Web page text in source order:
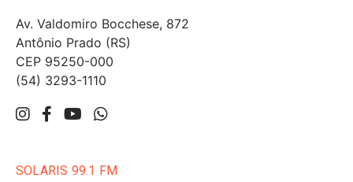
Av. Valdomiro Bocchese, 872
Antônio Prado (RS)
CEP 95250-000
(54) 3293-1110
SOLARIS 99.1 FM